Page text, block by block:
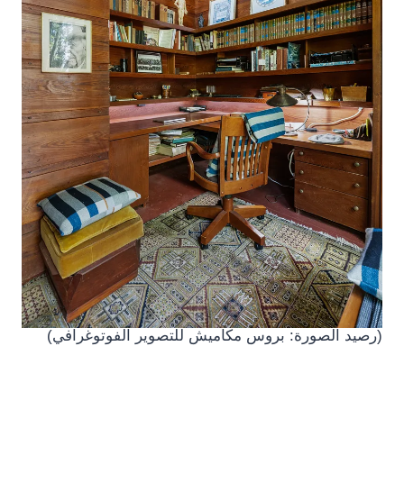
(رصيد الصورة: بروس مكاميش للتصوير الفوتوغرافي)